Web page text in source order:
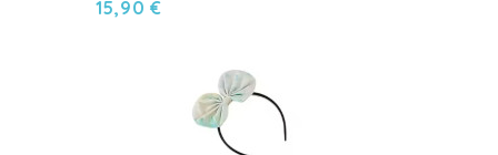
15,90 €